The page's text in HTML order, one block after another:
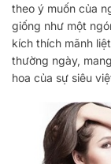
theo ý muốn của
giống như một
kích thích mãnh
thường ngày,
hoa của sự siêu